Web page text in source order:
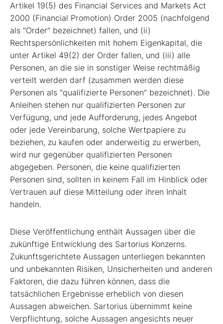
Artikel 19(5) des Financial Services and Markets Act
2000 (Financial Promotion) Order 2005 (nachfolgend
als "Order" bezeichnet) fallen, und (ii)
Rechtspersönlichkeiten mit hohem Eigenkapital, die
unter Artikel 49(2) der Order fallen, und (iii) alle
Personen, an die sie in sonstiger Weise rechtmäßig
verteilt werden darf (zusammen werden diese
Personen als "qualifizierte Personen" bezeichnet). Die
Anleihen stehen nur qualifizierten Personen zur
Verfügung, und jede Aufforderung, jedes Angebot
oder jede Vereinbarung, solche Wertpapiere zu
beziehen, zu kaufen oder anderweitig zu erwerben,
wird nur gegenüber qualifizierten Personen
abgegeben. Personen, die keine qualifizierten
Personen sind, sollten in keinem Fall im Hinblick oder
Vertrauen auf diese Mitteilung oder ihren Inhalt
handeln.
Diese Veröffentlichung enthält Aussagen über die
zukünftige Entwicklung des Sartorius Konzerns.
Zukunftsgerichtete Aussagen unterliegen bekannten
und unbekannten Risiken, Unsicherheiten und anderen
Faktoren, die dazu führen können, dass die
tatsächlichen Ergebnisse erheblich von diesen
Aussagen abweichen. Sartorius übernimmt keine
Verpflichtung, solche Aussagen angesichts neuer